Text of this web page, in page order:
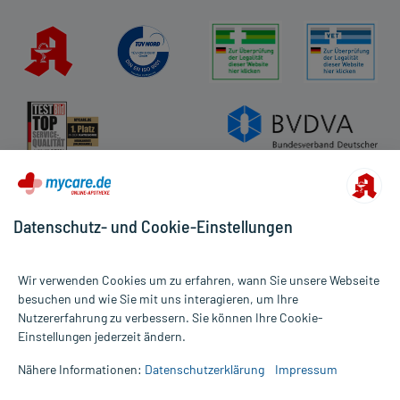
Alle Preise gelten inkl. MwSt., ggf. zzgl. Versandkosten
Informationen auf dieser Website werden ausschließlich für
die Untersuchung und Behandlung durch einen Arzt. Bitte
Datenschutz- und Cookie-Einstellungen
Wir verwenden Cookies um zu erfahren, wann Sie unsere Webseite
besuchen und wie Sie mit uns interagieren, um Ihre
Nutzererfahrung zu verbessern. Sie können Ihre Cookie-
Einstellungen jederzeit ändern.
Nähere Informationen: Datenschutzerklärung Impressum